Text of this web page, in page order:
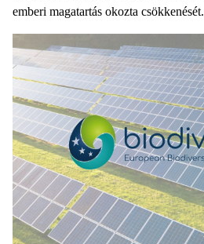
emberi magatartás okozta csökkenését.